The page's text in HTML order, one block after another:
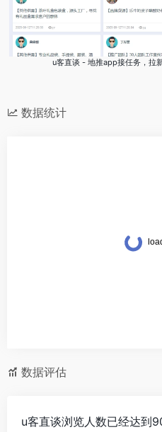
u客直谈 - 地推app接任务，拉
数据统计
数据评估
u客直谈浏览人数已经达到